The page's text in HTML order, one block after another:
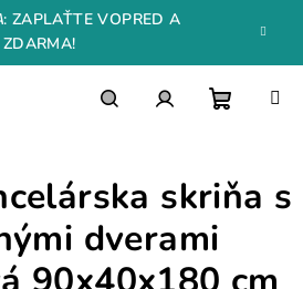
: ZAPLAŤTE VOPRED A
košík
skriňa s
dverami